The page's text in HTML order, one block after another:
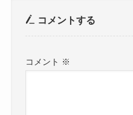
コメントする
コメント ※